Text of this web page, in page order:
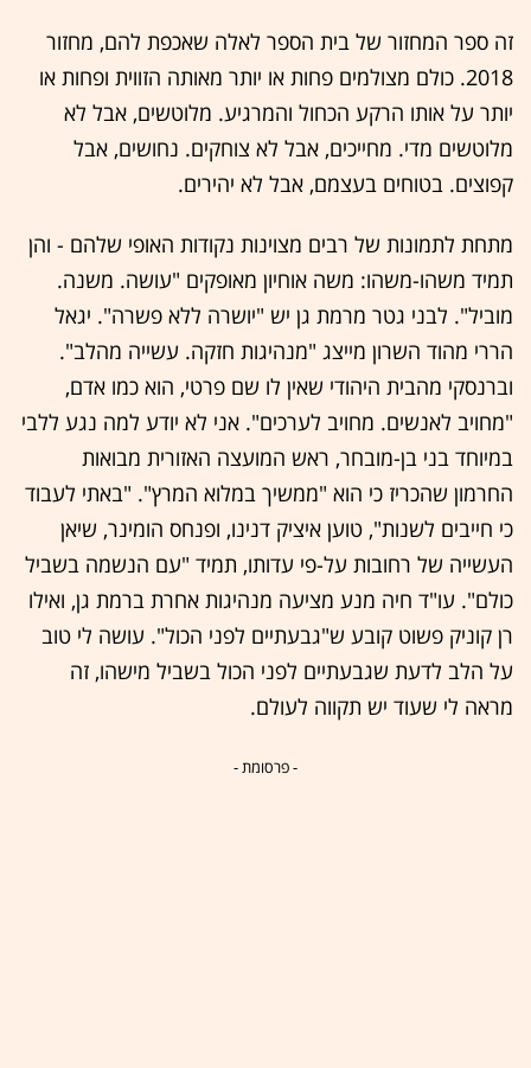
זה ספר המחזור של בית הספר לאלה שאכפת להם, מחזור
2018. כולם מצולמים פחות או יותר מאותה הזווית ופחות או
יותר על אותו הרקע הכחול והמרגיע. מלוטשים, אבל לא
מלוטשים מדי. מחייכים, אבל לא צוחקים. נחושים, אבל
קפוצים. בטוחים בעצמם, אבל לא יהירים.
מתחת לתמונות של רבים מצוינות נקודות האופי שלהם - והן
תמיד משהו-משהו: משה אוחיון מאופקים "עושה. משנה.
מוביל". לבני גטר מרמת גן יש "יושרה ללא פשרה". יגאל
הררי מהוד השרון מייצג "מנהיגות חזקה. עשייה מהלב".
וברנסקי מהבית היהודי שאין לו שם פרטי, הוא כמו אדם,
"מחויב לאנשים. מחויב לערכים". אני לא יודע למה נגע ללבי
במיוחד בני בן-מובחר, ראש המועצה האזורית מבואות
החרמון שהכריז כי הוא "ממשיך במלוא המרץ". "באתי לעבוד
כי חייבים לשנות", טוען איציק דנינו, ופנחס הומינר, שיאן
העשייה של רחובות על-פי עדותו, תמיד "עם הנשמה בשביל
כולם". עו"ד חיה מנע מציעה מנהיגות אחרת ברמת גן, ואילו
רן קוניק פשוט קובע ש"גבעתיים לפני הכול". עושה לי טוב
על הלב לדעת שגבעתיים לפני הכול בשביל מישהו, זה
מראה לי שעוד יש תקווה לעולם.
- פרסומת -